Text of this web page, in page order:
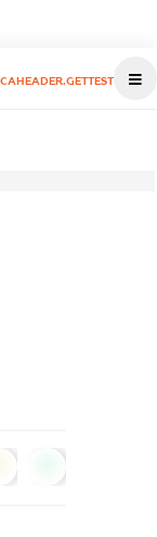
CAHEADER.GETTEST